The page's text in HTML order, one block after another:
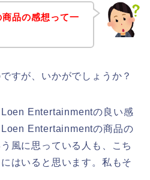
品の感想って一
すが、いかがでしょうか？
Entertainmentの良い感
Entertainmentの商品の
風に思っている人も、こち
はいると思います。私もそ